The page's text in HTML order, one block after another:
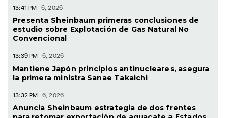
Presenta Sheinbaum primeras conclusiones de
estudio sobre Explotación de Gas Natural No
Convencional
13:39 PM 6, 2026
Mantiene Japón principios antinucleares, asegura
la primera ministra Sanae Takaichi
13:32 PM 6, 2026
Anuncia Sheinbaum estrategia de dos frentes
para retomar exportación de aguacate a Estados
Unidos